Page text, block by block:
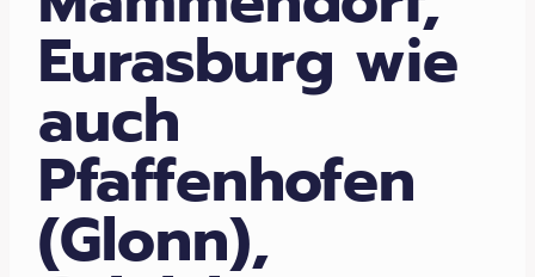
Eurasburg wie
auch
Pfaffenhofen
(Glonn),